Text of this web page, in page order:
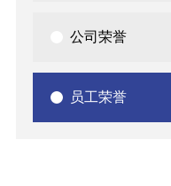
公司荣誉
员工荣誉